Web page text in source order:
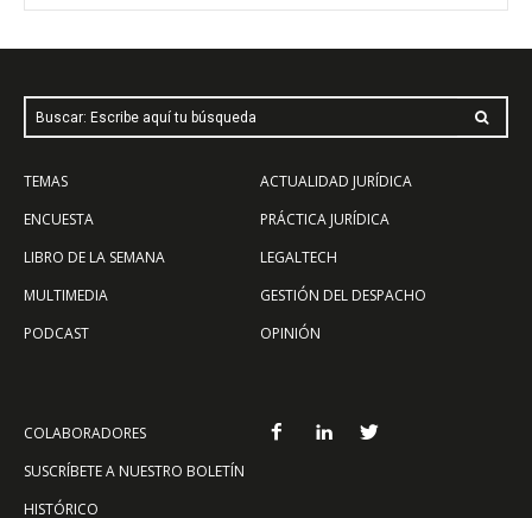
Buscar: Escribe aquí tu búsqueda
TEMAS
ENCUESTA
LIBRO DE LA SEMANA
MULTIMEDIA
PODCAST
ACTUALIDAD JURÍDICA
PRÁCTICA JURÍDICA
LEGALTECH
GESTIÓN DEL DESPACHO
OPINIÓN
COLABORADORES
SUSCRÍBETE A NUESTRO BOLETÍN
HISTÓRICO